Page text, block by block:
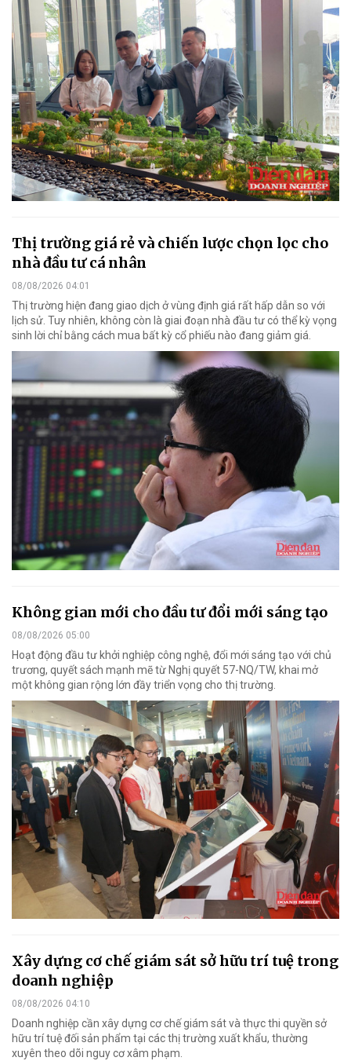
Thị trường giá rẻ và chiến lược chọn lọc cho
nhà đầu tư cá nhân
08/08/2026 04:01
Thị trường hiện đang giao dịch ở vùng định giá rất hấp dẫn so với
lịch sử. Tuy nhiên, không còn là giai đoạn nhà đầu tư có thể kỳ vọng
sinh lời chỉ bằng cách mua bất kỳ cổ phiếu nào đang giảm giá.
Không gian mới cho đầu tư đổi mới sáng tạo
08/08/2026 05:00
Hoạt động đầu tư khởi nghiệp công nghệ, đổi mới sáng tạo với chủ
trương, quyết sách mạnh mẽ từ Nghị quyết 57-NQ/TW, khai mở
một không gian rộng lớn đầy triển vọng cho thị trường.
Xây dựng cơ chế giám sát sở hữu trí tuệ trong
doanh nghiệp
08/08/2026 04:10
Doanh nghiệp cần xây dựng cơ chế giám sát và thực thi quyền sở
hữu trí tuệ đối sản phẩm tại các thị trường xuất khẩu, thường
xuyên theo dõi nguy cơ xâm phạm.